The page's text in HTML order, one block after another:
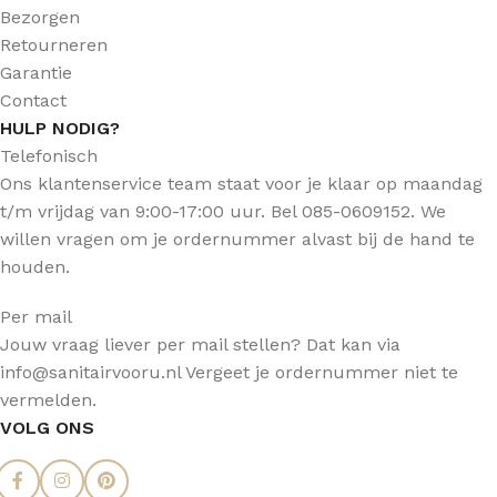
Bezorgen
Retourneren
Garantie
Contact
HULP NODIG?
Telefonisch
Ons klantenservice team staat voor je klaar op maandag
t/m vrijdag van 9:00-17:00 uur. Bel 085-0609152. We
willen vragen om je ordernummer alvast bij de hand te
houden.
Per mail
Jouw vraag liever per mail stellen? Dat kan via
info@sanitairvooru.nl Vergeet je ordernummer niet te
vermelden.
VOLG ONS